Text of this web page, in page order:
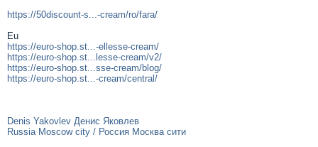
https://50discount-s...-cream/ro/fara/
Eu
https://euro-shop.st...-ellesse-cream/
https://euro-shop.st...lesse-cream/v2/
https://euro-shop.st...sse-cream/blog/
https://euro-shop.st...-cream/central/
Denis Yakovlev Денис Яковлев
Russia Moscow city / Россия Москва сити